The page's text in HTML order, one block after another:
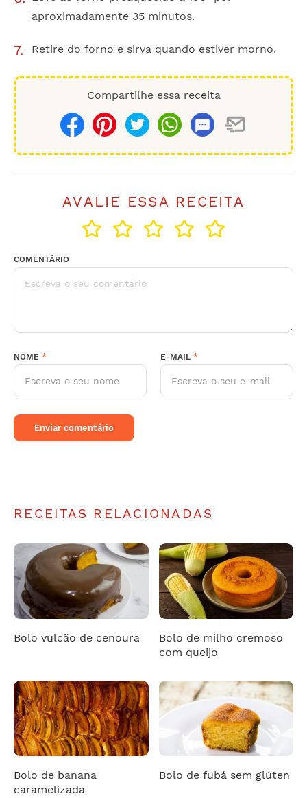
aproximadamente 35 minutos.
Retire do forno e sirva quando estiver morno.
Compartilhe essa receita
AVALIE ESSA RECEITA
COMENTÁRIO
NOME * E-MAIL *
RECEITAS RELACIONADAS
Bolo vulcão de cenoura
Bolo de milho cremoso
com queijo
Bolo de banana
caramelizada
Bolo de fubá sem glúten